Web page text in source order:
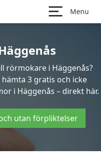
Menu
rörmokare i Häggenås?
3 gratis och icke
i Häggenås – direkt här.
utan förpliktelser